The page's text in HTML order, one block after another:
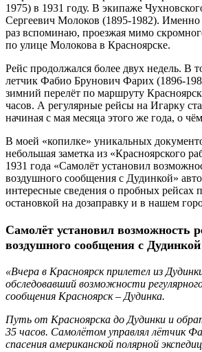
1975) в 1931 году. В экипаже
Сергеевич Молоков (1895-1982).
раз вспоминаю, проезжая мимо
по улице Молокова в Красноярске.
Рейс продолжался более двух недель. В
летчик Фабио Брунович Фарих (1896-
зимний перелёт по маршруту
часов. А регулярные рейсы на Игарку
начиная с мая месяца этого же года, о
В моей «копилке» уникальных
небольшая заметка из «Красноярского
1931 года «Самолёт установил
воздушного сообщения с Дудинкой»
интересные сведения о пробных рейсах
остановкой на дозаправку и в нашем
Самолёт установил возможность
воздушного сообщения с Дудинкой
«Вчера в Красноярск прилетел из
обследовавший возможности
сообщения Красноярск – Дудинка.
Путь от Красноярска до Дудинки и
35 часов. Самолётом управлял лётчик
спасения американской полярной